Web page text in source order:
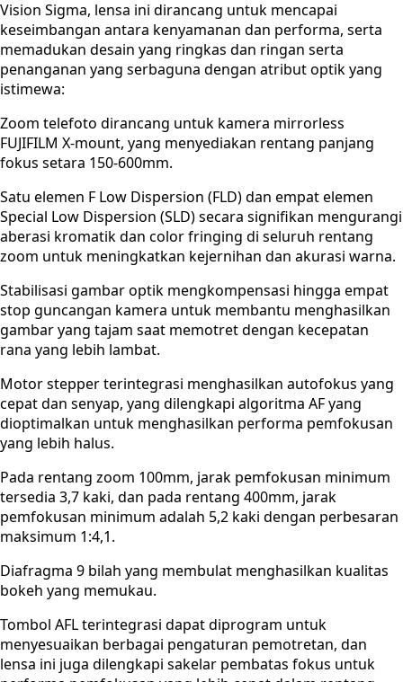
Vision Sigma, lensa ini dirancang untuk mencapai
keseimbangan antara kenyamanan dan performa, serta
memadukan desain yang ringkas dan ringan serta
penanganan yang serbaguna dengan atribut optik yang
istimewa:
Zoom telefoto dirancang untuk kamera mirrorless
FUJIFILM X-mount, yang menyediakan rentang panjang
fokus setara 150-600mm.
Satu elemen F Low Dispersion (FLD) dan empat elemen
Special Low Dispersion (SLD) secara signifikan mengurangi
aberasi kromatik dan color fringing di seluruh rentang
zoom untuk meningkatkan kejernihan dan akurasi warna.
Stabilisasi gambar optik mengkompensasi hingga empat
stop guncangan kamera untuk membantu menghasilkan
gambar yang tajam saat memotret dengan kecepatan
rana yang lebih lambat.
Motor stepper terintegrasi menghasilkan autofokus yang
cepat dan senyap, yang dilengkapi algoritma AF yang
dioptimalkan untuk menghasilkan performa pemfokusan
yang lebih halus.
Pada rentang zoom 100mm, jarak pemfokusan minimum
tersedia 3,7 kaki, dan pada rentang 400mm, jarak
pemfokusan minimum adalah 5,2 kaki dengan perbesaran
maksimum 1:4,1.
Diafragma 9 bilah yang membulat menghasilkan kualitas
bokeh yang memukau.
Tombol AFL terintegrasi dapat diprogram untuk
menyesuaikan berbagai pengaturan pemotretan, dan
lensa ini juga dilengkapi sakelar pembatas fokus untuk